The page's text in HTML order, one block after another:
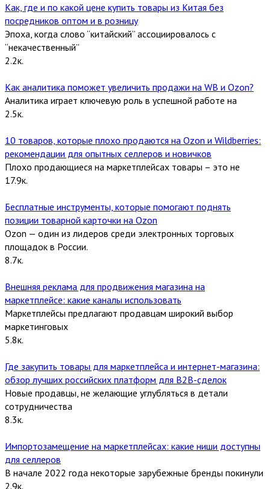
Как, где и по какой цене купить товары из Китая без
посредников оптом и в розницу
Эпоха, когда слово “китайский” ассоциировалось с
“некачественный”
2.2к.
Как аналитика поможет увеличить продажи на WB и Ozon?
Аналитика играет ключевую роль в успешной работе на
2.5к.
10 товаров, которые плохо продаются на Ozon и Wildberries:
рекомендации для опытных селлеров и новичков
Плохо продающиеся на маркетплейсах товары – это не
17.9к.
Бесплатные инструменты, которые помогают поднять
позиции товарной карточки на Ozon
Ozon — один из лидеров среди электронных торговых
площадок в России.
8.7к.
Внешняя реклама для продвижения магазина на
маркетплейсе: какие каналы использовать
Маркетплейсы предлагают продавцам широкий выбор
маркетинговых
5.8к.
Где закупить товары для маркетплейса и интернет-магазина:
обзор лучших российских платформ для В2В-сделок
Новые продавцы, не желающие углубляться в детали
сотрудничества
8.3к.
Импортозамещение на маркетплейсах: какие ниши доступны
для селлеров
В начале 2022 года некоторые зарубежные бренды покинули
2.9к.